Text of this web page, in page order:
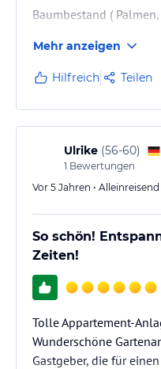
Baumbestand (
habe für nächstes Jahr
Mehr anzeigen
Hilfreich Teilen
Ulrike (56-60)
1 Bewertungen
Vor 5 Jahren •
So schön!
Zeiten!
Tolle Appartement-
Wunderschöne
Gastgeber, die für